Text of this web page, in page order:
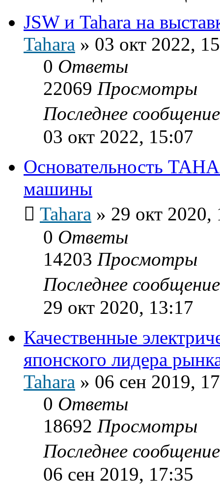
JSW и Tahara на
Tahara » 03 окт 2022,
0 Ответы
22069 Просмотры
Последнее
03 окт 2022, 15:07
Основательность
машины
Tahara » 29 окт 2020,
0 Ответы
14203 Просмотры
Последнее
29 окт 2020, 13:17
Качественные
японского лидера
Tahara » 06 сен 2019,
0 Ответы
18692 Просмотры
Последнее
06 сен 2019, 17:35